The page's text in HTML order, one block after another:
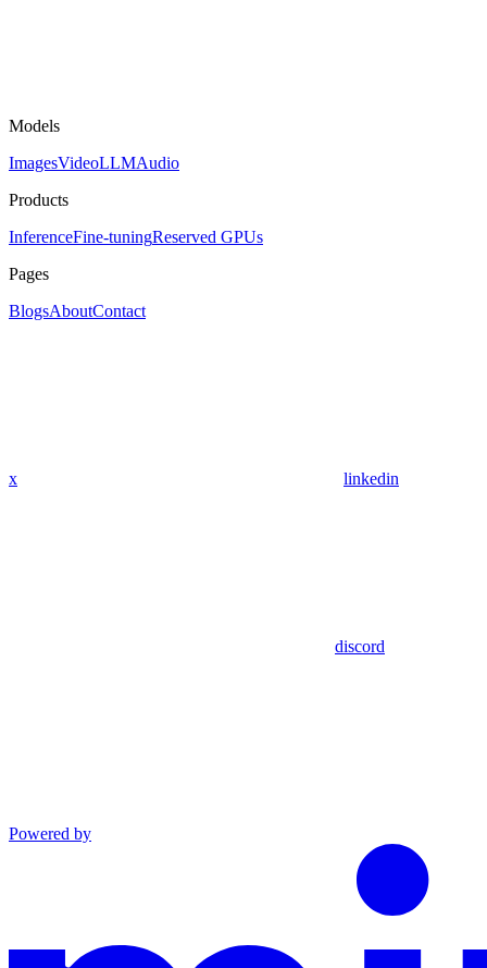
Models
ImagesVideoLLMAudio
Products
InferenceFine-tuningReserved GPUs
Pages
BlogsAboutContact
x linkedin
discord
Powered by